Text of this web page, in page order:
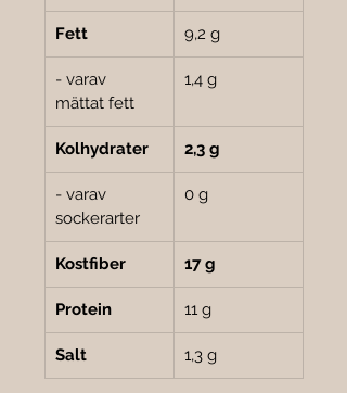
Fett 9,2 g
- varav
mättat fett
1,4 g
Kolhydrater 2,3 g
- varav
sockerarter
0 g
Kostfiber 17 g
Protein 11 g
Salt 1,3 g